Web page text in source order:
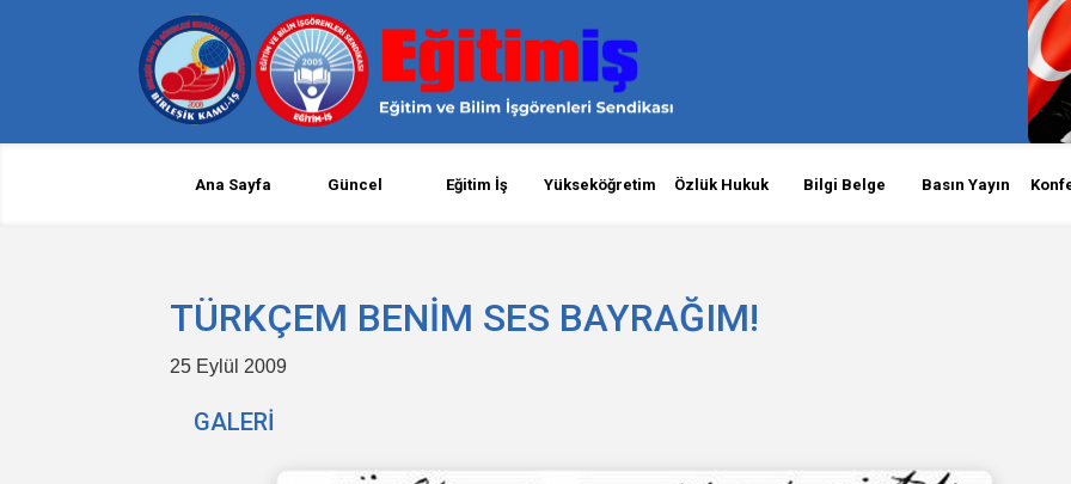
Ana Sayfa Güncel Eğitim İş Yükseköğretim Özlük Hukuk Bilgi Belge Basın Yayın
TÜRKÇEM BENİM SES BAYRAĞIM!
25 Eylül 2009
GALERİ